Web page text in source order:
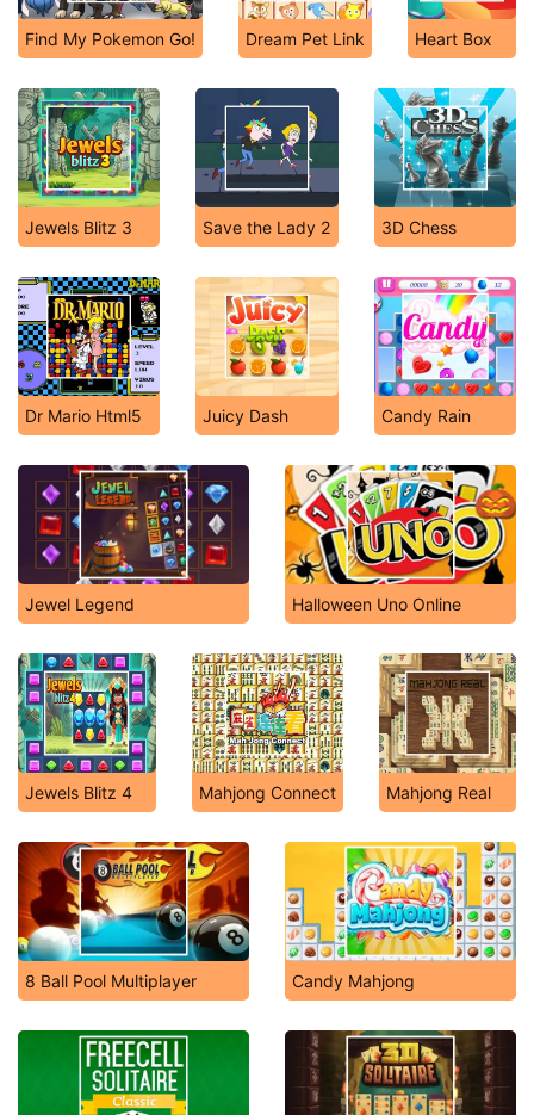
Find My Pokemon Go! Dream Pet Link Heart Box
Jewels Blitz 3 Save the Lady 2 3D Chess
Dr Mario Html5 Juicy Dash Candy Rain
Jewel Legend Halloween Uno Online
Jewels Blitz 4 Mahjong Connect Mahjong Real
8 Ball Pool Multiplayer Candy Mahjong